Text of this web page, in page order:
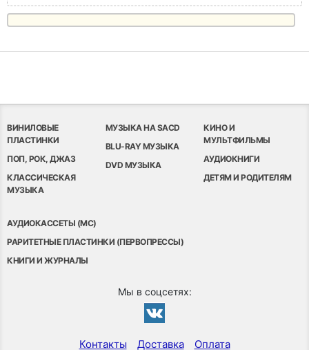
ВИНИЛОВЫЕ
ПЛАСТИНКИ
ПОП, РОК, ДЖАЗ
КЛАССИЧЕСКАЯ
МУЗЫКА
МУЗЫКА НА SACD
BLU-RAY МУЗЫКА
DVD МУЗЫКА
КИНО И
МУЛЬТФИЛЬМЫ
АУДИОКНИГИ
ДЕТЯМ И РОДИТЕЛЯМ
АУДИОКАССЕТЫ (MC)
РАРИТЕТНЫЕ ПЛАСТИНКИ (ПЕРВОПРЕССЫ)
КНИГИ И ЖУРНАЛЫ
Мы в соцсетях:
Контакты Доставка Оплата